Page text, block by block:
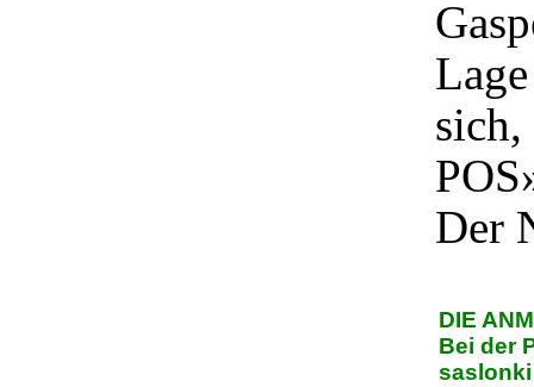
Der
DIE
Bei der
saslonki